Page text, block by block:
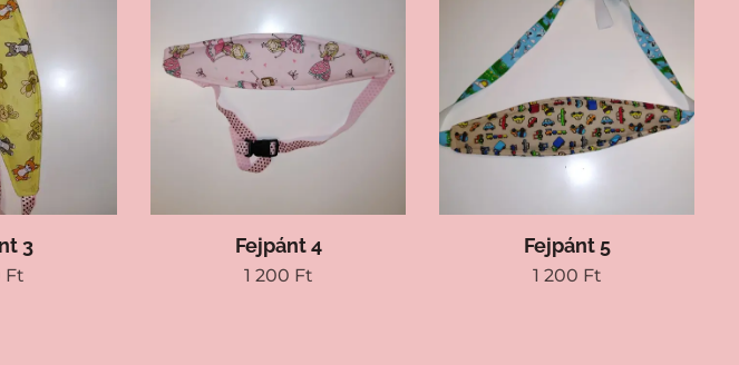
3
Ft
Fejpánt 4
1 200 Ft
Fejpánt 5
1 200 Ft